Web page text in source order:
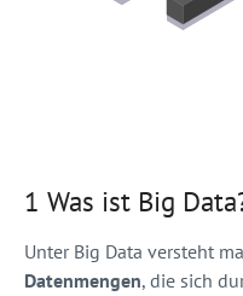
1 Was ist Big
Unter Big Data versteht
Datenmengen, die sich